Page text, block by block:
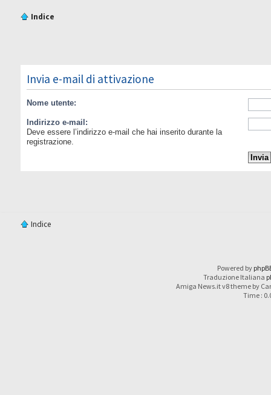
Indice
Invia e-mail di attivazione
Nome utente:
Indirizzo e-mail:
Deve essere l’indirizzo e-mail che hai inserito durante la
registrazione.
Indice
Powered by
Traduzione Italiana
Amiga News.it v8 theme by
Time :